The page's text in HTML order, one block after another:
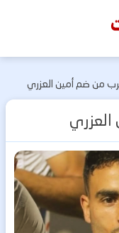
من ضم أمين العزري